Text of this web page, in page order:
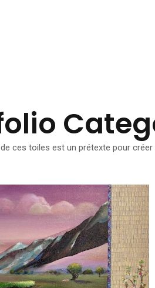
ces toiles est un prétexte pour